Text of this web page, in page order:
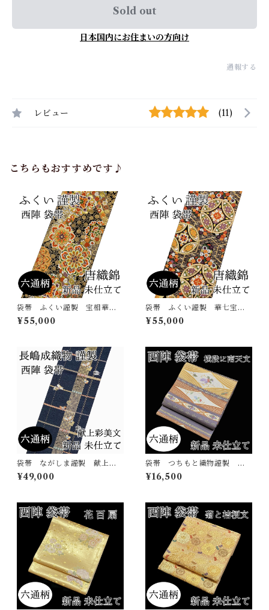
Sold out
日本国内にお住まいの方向け
通報する
レビュー (11)
こちらもおすすめです♪
袋帯 ふくい謹製 宝相華
菊唐草 六通柄 唐織錦 西
陣 正絹 日本製 未仕立
¥55,000
袋帯 ふくい謹製 華七宝
毘沙門亀甲 六通柄 唐織
錦 西陣 正絹 日本製 未
¥55,000
袋帯 ながしま謹製 献上彩
美文 六通柄 西陣 正絹
日本製 長嶋成織物 吉祥
¥49,000
袋帯 つちもと織物謹製 南
天 六通柄 西陣 正絹 日
本製 未仕立て
¥16,500